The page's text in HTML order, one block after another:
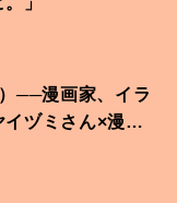
──漫画家、イラ
イヅミさん×漫画